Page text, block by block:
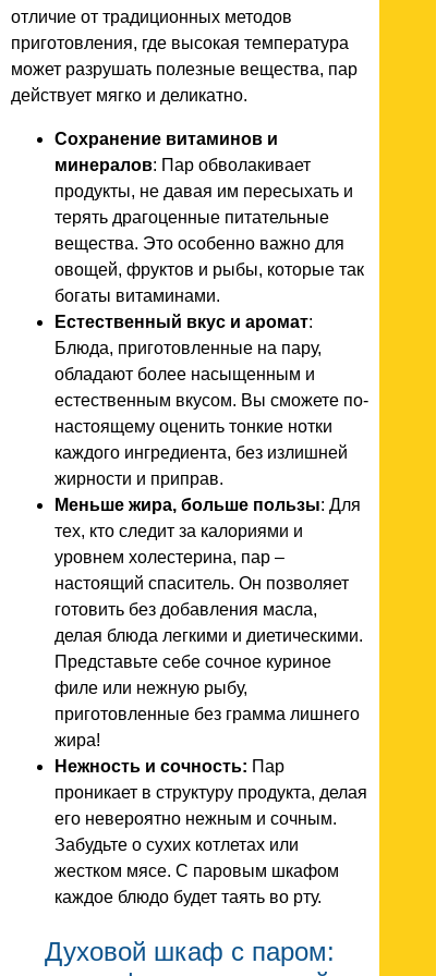
отличие от традиционных методов
приготовления, где высокая температура
может разрушать полезные вещества, пар
действует мягко и деликатно.
Сохранение витаминов и
минералов: Пар обволакивает
продукты, не давая им пересыхать и
терять драгоценные питательные
вещества. Это особенно важно для
овощей, фруктов и рыбы, которые так
богаты витаминами.
Естественный вкус и аромат:
Блюда, приготовленные на пару,
обладают более насыщенным и
естественным вкусом. Вы сможете по-
настоящему оценить тонкие нотки
каждого ингредиента, без излишней
жирности и приправ.
Меньше жира, больше пользы: Для
тех, кто следит за калориями и
уровнем холестерина, пар –
настоящий спаситель. Он позволяет
готовить без добавления масла,
делая блюда легкими и диетическими.
Представьте себе сочное куриное
филе или нежную рыбу,
приготовленные без грамма лишнего
жира!
Нежность и сочность: Пар
проникает в структуру продукта, делая
его невероятно нежным и сочным.
Забудьте о сухих котлетах или
жестком мясе. С паровым шкафом
каждое блюдо будет таять во рту.
Духовой шкаф с паром: